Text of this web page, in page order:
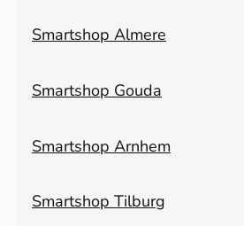
Smartshop Almere
Smartshop Gouda
Smartshop Arnhem
Smartshop Tilburg